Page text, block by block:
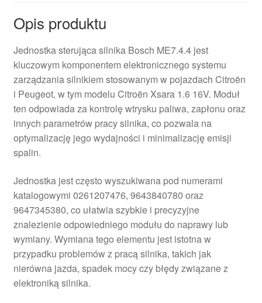
Opis produktu
Jednostka sterująca silnika Bosch ME7.4.4 jest
kluczowym komponentem elektronicznego systemu
zarządzania silnikiem stosowanym w pojazdach Citroën
i Peugeot, w tym modelu Citroën Xsara 1.6 16V. Moduł
ten odpowiada za kontrolę wtrysku paliwa, zapłonu oraz
innych parametrów pracy silnika, co pozwala na
optymalizację jego wydajności i minimalizację emisji
spalin.
Jednostka jest często wyszukiwana pod numerami
katalogowymi 0261207476, 9643840780 oraz
9647345380, co ułatwia szybkie i precyzyjne
znalezienie odpowiedniego modułu do naprawy lub
wymiany. Wymiana tego elementu jest istotna w
przypadku problemów z pracą silnika, takich jak
nierówna jazda, spadek mocy czy błędy związane z
elektroniką silnika.